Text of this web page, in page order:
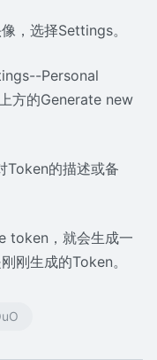
，选择Settings。
Personal
方的Generate new
的描述或备
token，就会生成一
刚生成的Token。